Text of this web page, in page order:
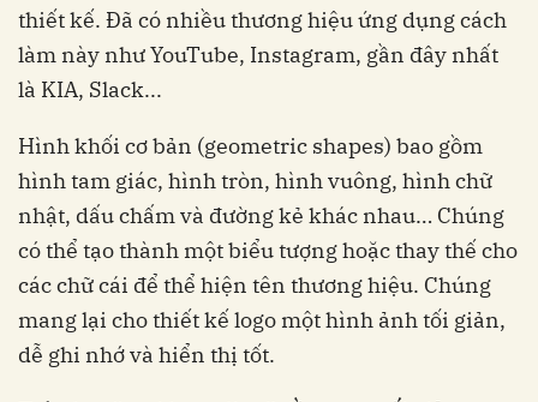
thiết kế. Đã có nhiều thương hiệu ứng dụng cách
làm này như YouTube, Instagram, gần đây nhất
là KIA, Slack...
Hình khối cơ bản (geometric shapes) bao gồm
hình tam giác, hình tròn, hình vuông, hình chữ
nhật, dấu chấm và đường kẻ khác nhau… Chúng
có thể tạo thành một biểu tượng hoặc thay thế cho
các chữ cái để thể hiện tên thương hiệu. Chúng
mang lại cho thiết kế logo một hình ảnh tối giản,
dễ ghi nhớ và hiển thị tốt.